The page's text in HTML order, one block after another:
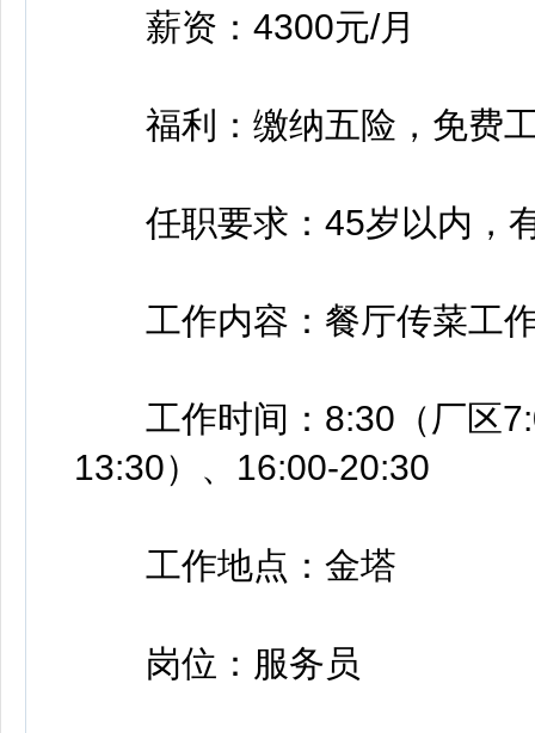
薪资：4300元/月
福利：缴纳五险，免费工
任职要求：45岁以内，
工作内容：餐厅传菜工作
工作时间：8:30（厂区
13:30）、16:00-20:30
工作地点：金塔
岗位：服务员